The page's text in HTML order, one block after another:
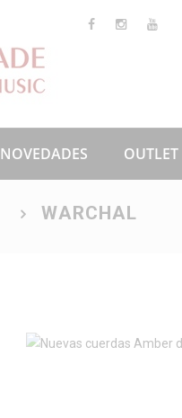
NOVEDADES OUTLET
WARCHAL